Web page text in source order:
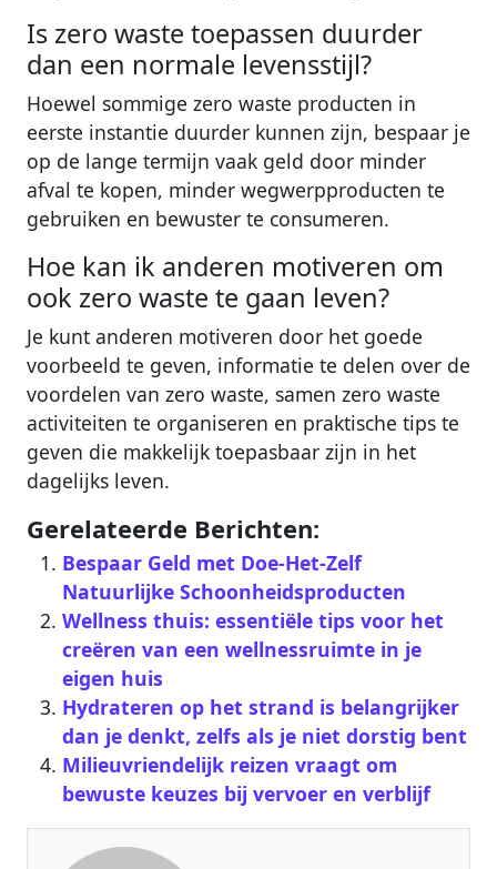
Is zero waste toepassen duurder
dan een normale levensstijl?
Hoewel sommige zero waste producten in
eerste instantie duurder kunnen zijn, bespaar je
op de lange termijn vaak geld door minder
afval te kopen, minder wegwerpproducten te
gebruiken en bewuster te consumeren.
Hoe kan ik anderen motiveren om
ook zero waste te gaan leven?
Je kunt anderen motiveren door het goede
voorbeeld te geven, informatie te delen over de
voordelen van zero waste, samen zero waste
activiteiten te organiseren en praktische tips te
geven die makkelijk toepasbaar zijn in het
dagelijks leven.
Gerelateerde Berichten:
Bespaar Geld met Doe-Het-Zelf
Natuurlijke Schoonheidsproducten
Wellness thuis: essentiële tips voor het
creëren van een wellnessruimte in je
eigen huis
Hydrateren op het strand is belangrijker
dan je denkt, zelfs als je niet dorstig bent
Milieuvriendelijk reizen vraagt om
bewuste keuzes bij vervoer en verblijf